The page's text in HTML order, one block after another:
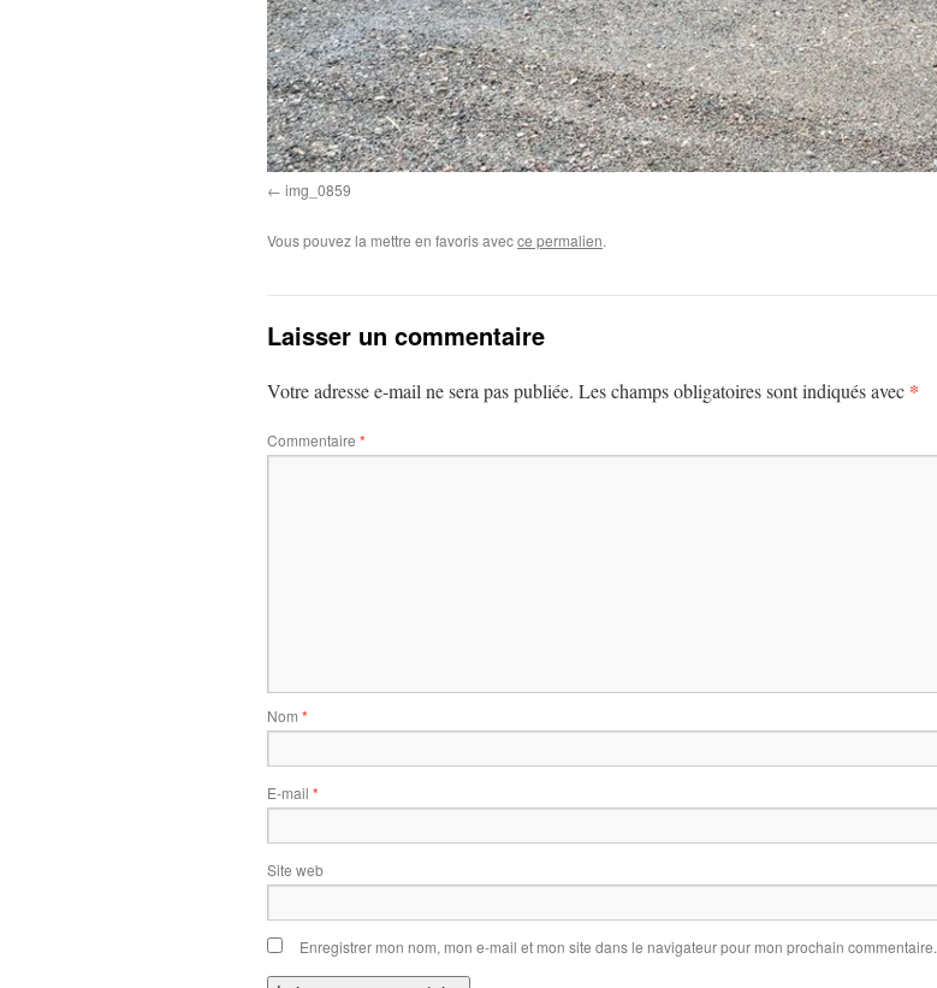
img_0859
Vous pouvez la mettre en favoris avecce permalien.
Laisser un commentaire
Votre adresse e-mail ne sera pas publiée. Les champs obligatoires sont indiqués avec *
Commentaire *
Nom *
E-mail *
Site web
Enregistrer mon nom, mon e-mail et mon site dans le navigateur pour mon prochain commentaire.